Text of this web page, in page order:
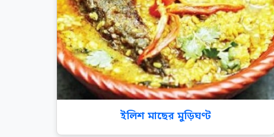
ইলিশ মাছের মুড়িঘণ্ট